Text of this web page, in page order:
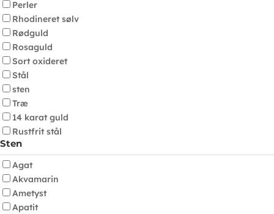
Perler
Rhodineret sølv
Rødguld
Rosaguld
Sort oxideret
Stål
sten
Træ
14 karat guld
Rustfrit stål
Sten
Agat
Akvamarin
Ametyst
Apatit